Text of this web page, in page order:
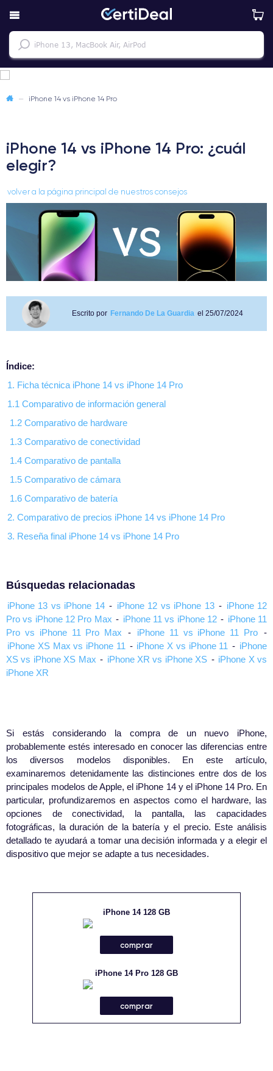
— iPhone 14 vs iPhone 14 Pro
iPhone 14 vs iPhone 14 Pro: ¿cuál
elegir?
volver a la página principal de nuestros consejos
Escrito por Fernando De La Guardia el 25/07/2024
Índice:
1. Ficha técnica iPhone 14 vs iPhone 14 Pro
1.1 Comparativo de información general
1.2 Comparativo de hardware
1.3 Comparativo de conectividad
1.4 Comparativo de pantalla
1.5 Comparativo de cámara
1.6 Comparativo de batería
2. Comparativo de precios iPhone 14 vs iPhone 14 Pro
3. Reseña final iPhone 14 vs iPhone 14 Pro
Búsquedas relacionadas
iPhone 13 vs iPhone 14 - iPhone 12 vs iPhone 13 - iPhone 12
Pro vs iPhone 12 Pro Max - iPhone 11 vs iPhone 12 - iPhone 11
Pro vs iPhone 11 Pro Max
- iPhone 11 vs iPhone 11 Pro -
iPhone XS Max vs iPhone 11 - iPhone X vs iPhone 11 - iPhone
XS vs iPhone XS Max - iPhone XR vs iPhone XS - iPhone X vs
iPhone XR
Si estás considerando la compra de un nuevo iPhone,
probablemente estés interesado en conocer las diferencias entre
los diversos modelos disponibles. En este artículo,
examinaremos detenidamente las distinciones entre dos de los
principales modelos de Apple, el iPhone 14 y el iPhone 14 Pro. En
particular, profundizaremos en aspectos como el hardware, las
opciones de conectividad, la pantalla, las capacidades
fotográficas, la duración de la batería y el precio. Este análisis
detallado te ayudará a tomar una decisión informada y a elegir el
dispositivo que mejor se adapte a tus necesidades.
iPhone 14 128 GB
comprar
iPhone 14 Pro 128 GB
comprar